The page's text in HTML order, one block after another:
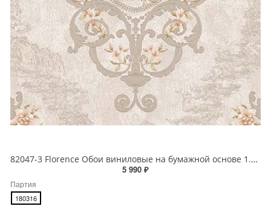
82047-3 Florence Обои виниловые на бумажной основе 1.06*15.6
5 990 ₽
Партия
180316